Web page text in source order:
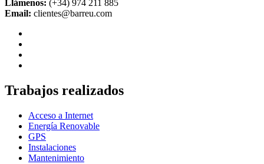
Llámenos: (+34) 974 211 885
Email: clientes@barreu.com
Trabajos realizados
Acceso a Internet
Energía Renovable
GPS
Instalaciones
Mantenimiento